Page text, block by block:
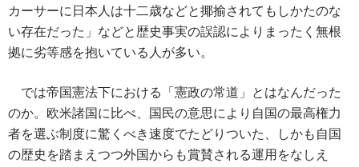
カーサーに日本人は十二歳などと揶揄されてもしかたのな
い存在だった」などと歴史事実の誤認によりまったく無根
拠に劣等感を抱いている人が多い。
では帝国憲法下における「憲政の常道」とはなんだった
のか。欧米諸国に比べ、国民の意思により自国の最高権力
者を選ぶ制度に驚くべき速度でたどりついた、しかも自国
の歴史を踏まえつつ外国からも賞賛される運用をなしえ